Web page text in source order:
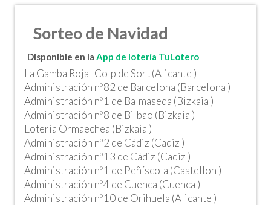
Sorteo de Navidad
Disponible en la App de lotería TuLotero
La Gamba Roja- Colp de Sort (Alicante )
Administración nº82 de Barcelona (Barcelona )
Administración nº1 de Balmaseda (Bizkaia )
Administración nº8 de Bilbao (Bizkaia )
Loteria Ormaechea (Bizkaia )
Administración nº2 de Cádiz (Cadiz )
Administración nº13 de Cádiz (Cadiz )
Administración nº1 de Peñíscola (Castellon )
Administración nº4 de Cuenca (Cuenca )
Administración nº10 de Orihuela (Alicante )